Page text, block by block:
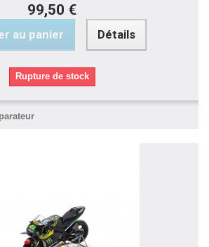
99,50 €
au panier Détails
Rupture de stock